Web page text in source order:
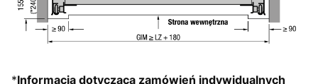
*Informacja dotycząca zamówień indywidualnych